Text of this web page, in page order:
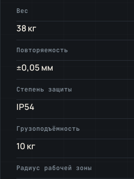
Вес
38 кг
Повторяемость
±0,05 мм
Степень защиты
IP54
Грузоподъёмность
10 кг
Радиус рабочей зоны